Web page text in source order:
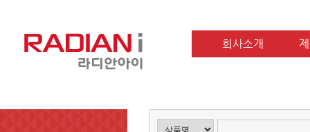
회사소개